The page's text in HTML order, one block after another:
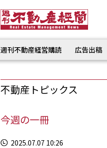
週刊不動産経営購読 広告出稿
不動産トピックス
今週の一冊
2025.07.07 10:26